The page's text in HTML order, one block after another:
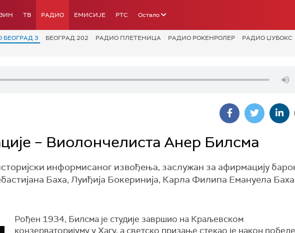
ТВ РАДИО ЕМИСИЈЕ РТС Остало
БЕОГРАД 3 БЕОГРАД 202 РАДИО ПЛЕТЕНИЦА РАДИО РОКЕНРОЛЕР РАДИО ЏУБОКС
– Виолончелиста Анер Билсма
информисаног извођења, заслужан за афирмацију
Баха, Луиђија Бокеринија, Карла Филипа Емануела
Рођен 1934, Билсма је студије завршио на Краљевском
конзерваторијуму у Хагу, а светско призање стекао је након